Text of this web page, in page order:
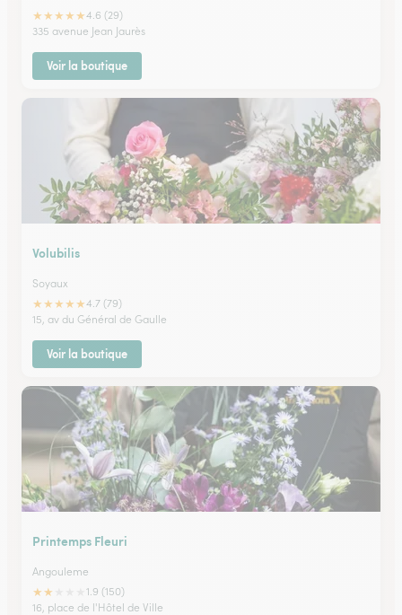
★★★★★4.6 (29)
335 avenue Jean Jaurès
Voir la boutique
Volubilis
Soyaux
★★★★★4.7 (79)
15, av du Général de Gaulle
Voir la boutique
Printemps Fleuri
Angouleme
★★
1.9 (150)
16, place de l'Hôtel de Ville